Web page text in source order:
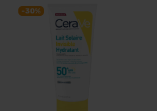
-30%